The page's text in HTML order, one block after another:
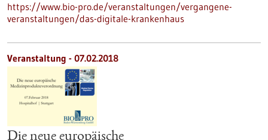
https://www.bio-pro.de/veranstaltungen/vergangene-
veranstaltungen/das-digitale-krankenhaus
Veranstaltung - 07.02.2018
Die neue europäische